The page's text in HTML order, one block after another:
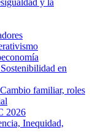
en
familiar, roles
2026
Inequidad,